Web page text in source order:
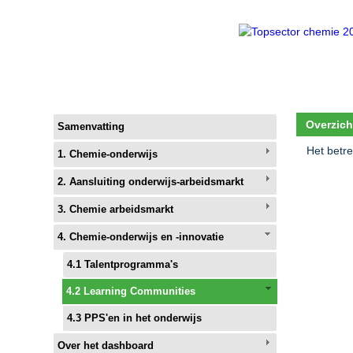
Samenvatting
1. Chemie-onderwijs
2. Aansluiting onderwijs-arbeidsmarkt
3. Chemie arbeidsmarkt
4. Chemie-onderwijs en -innovatie
4.1 Talentprogramma's
4.2 Learning Communities
4.3 PPS'en in het onderwijs
Over het dashboard
Het